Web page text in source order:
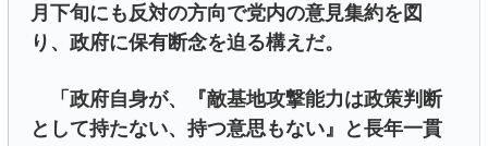
月下旬にも反対の方向で党内の意見集約を図
り、政府に保有断念を迫る構えだ。
「政府自身が、『敵基地攻撃能力は政策判断
として持たない、持つ意思もない』と長年一貫